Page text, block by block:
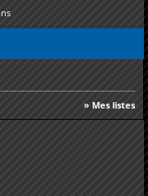
» Mes listes